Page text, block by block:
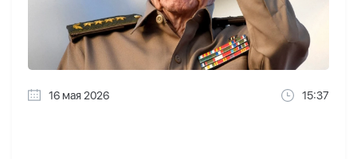
16 мая 2026 15:37